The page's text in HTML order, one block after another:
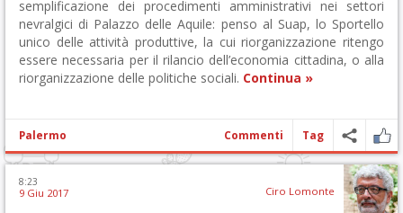
semplificazione dei procedimenti amministrativi nei settori
nevralgici di Palazzo delle Aquile: penso al Suap, lo Sportello
unico delle attività produttive, la cui riorganizzazione ritengo
essere necessaria per il rilancio dell’economia cittadina, o alla
riorganizzazione delle politiche sociali. Continua »
Palermo Commenti Tag
8:23
9 Giu 2017 Ciro Lomonte